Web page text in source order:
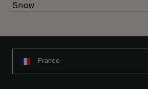
Snow
France